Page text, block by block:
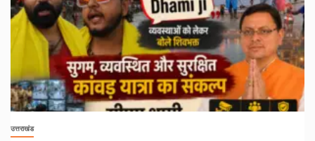
उत्तराखंड